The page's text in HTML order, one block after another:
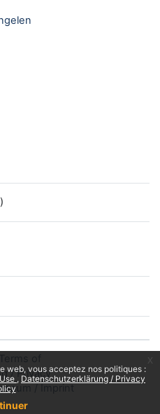
web, vous acceptez nos politiques :
Datenschutzerklärung / Privacy
)
/ Privacy
/ Imprint